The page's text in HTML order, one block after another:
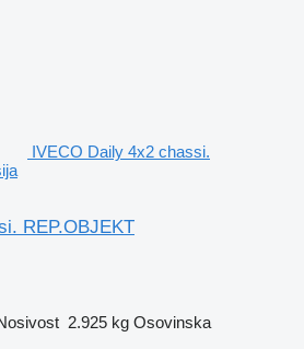
IVECO Daily 4x2 chassi.
REP.OBJEKT
2.925 kg Osovinska